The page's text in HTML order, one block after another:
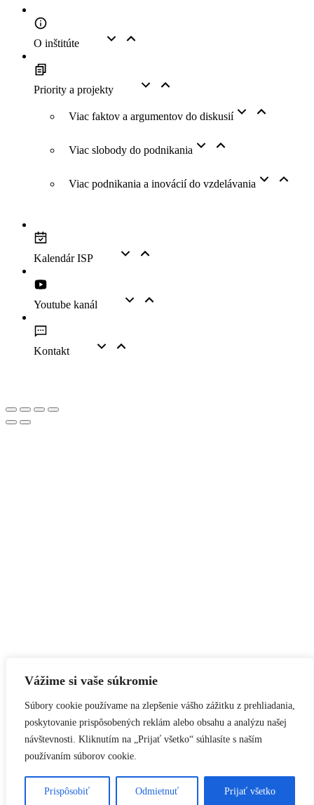
Vážime si vaše súkromie
Súbory cookie používame na zlepšenie vášho zážitku z prehliadania,
poskytovanie prispôsobených reklám alebo obsahu a analýzu našej
návštevnosti. Kliknutím na „Prijať všetko“ súhlasíte s naším
používaním súborov cookie.
Prispôsobiť Odmietnuť Prijať všetko
O inštitúte
Priority a projekty
Viac faktov a argumentov do diskusií
Viac slobody do podnikania
Viac podnikania a inovácií do vzdelávania
Kalendár ISP
Youtube kanál
Kontakt